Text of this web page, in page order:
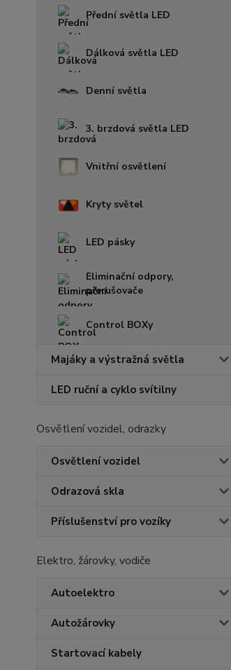
Přední světla LED
Dálková světla LED
Denní světla
3. brzdová světla LED
Vnitřní osvětlení
Kryty světel
LED pásky
Eliminační odpory,
přerušovače
Control BOXy
Majáky a výstražná světla
LED ruční a cyklo svítilny
Osvětlení vozidel, odrazky
Osvětlení vozidel
Odrazová skla
Příslušenství pro vozíky
Elektro, žárovky, vodiče
Autoelektro
Autožárovky
Startovací kabely